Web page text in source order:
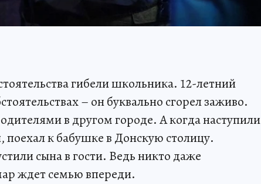
гибели школьника. 12-летний
– он буквально сгорел заживо.
в другом городе. А когда наступили
к бабушке в Донскую столицу.
сына в гости. Ведь никто даже
ждет семью впереди.